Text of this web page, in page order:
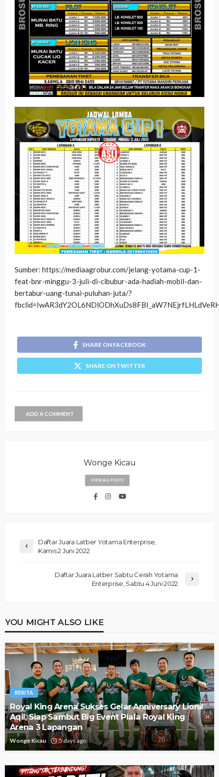
Sumber: https://mediaagrobur.com/jelang-yotama-cup-1-
feat-bnr-minggu-3-juli-di-cibubur-ada-hadiah-mobil-dan-
bertabur-uang-tunai-puluhan-juta/?
SHARE ON FACEBOOK
SHARE ON TWITTER
ADD A COMMENT
Wonge Kicau
VIEW ALL POSTS
Daftar Juara Latber Yotama Enterprise,
Kamis 2 Juni 2022
Daftar Juara Latber Sabtu Cerah Yotama
Enterprise, Sabtu 4 Juni 2022
YOU MIGHT ALSO LIKE
BERITA
Royal King Arena Sukses Gelar Anniversary Lionil
Aqil, Siap Sambut Big Event Piala Royal King
Arena 3 Lapangan
Wonge Kicau 5 days ago